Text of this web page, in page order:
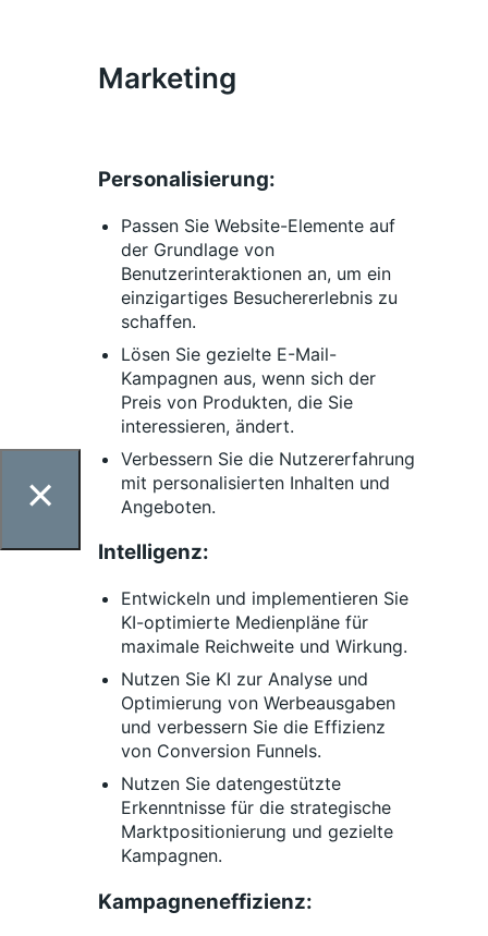
×
Marketing
Personalisierung:
Passen Sie Website-Elemente auf
der Grundlage von
Benutzerinteraktionen an, um ein
einzigartiges Besuchererlebnis zu
schaffen.
Lösen Sie gezielte E-Mail-
Kampagnen aus, wenn sich der
Preis von Produkten, die Sie
interessieren, ändert.
Verbessern Sie die Nutzererfahrung
mit personalisierten Inhalten und
Angeboten.
Intelligenz:
Entwickeln und implementieren Sie
KI-optimierte Medienpläne für
maximale Reichweite und Wirkung.
Nutzen Sie KI zur Analyse und
Optimierung von Werbeausgaben
und verbessern Sie die Effizienz
von Conversion Funnels.
Nutzen Sie datengestützte
Erkenntnisse für die strategische
Marktpositionierung und gezielte
Kampagnen.
Kampagneneffizienz: